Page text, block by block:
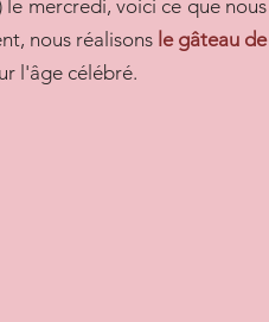
mercredi, voici ce que nous
nous réalisons le gâteau de
l'âge célébré.